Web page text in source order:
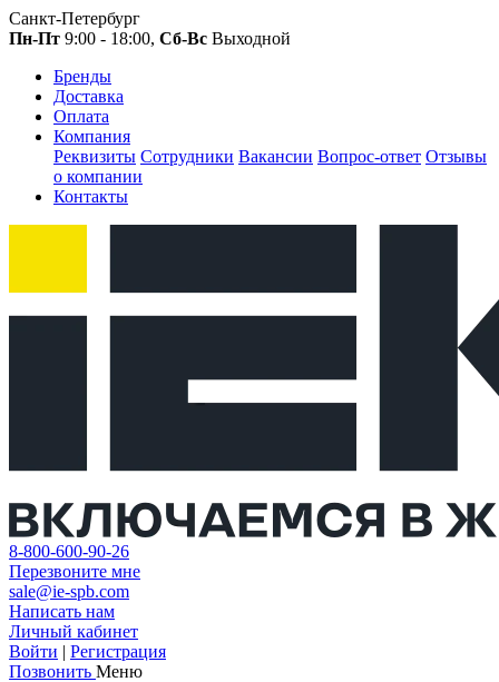
Санкт-Петербург
Пн-Пт 9:00 - 18:00, Сб-Вс Выходной
Бренды
Доставка
Оплата
Компания
Реквизиты Сотрудники Вакансии Вопрос-ответ Отзывы
о компании
Контакты
8-800-600-90-26
Перезвоните мне
sale@ie-spb.com
Написать нам
Личный кабинет
Войти | Регистрация
Позвонить Меню